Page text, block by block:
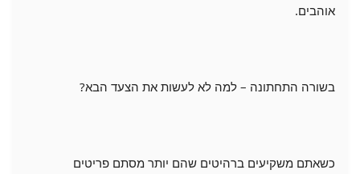
אוהבים.
בשורה התחתונה – למה לא לעשות את הצעד הבא?
כשאתם משקיעים ברהיטים שהם יותר מסתם פריטים